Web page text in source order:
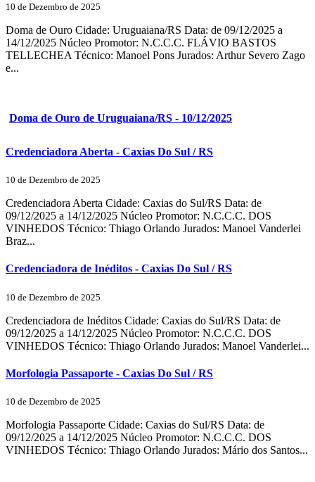
10 de Dezembro de 2025
Doma de Ouro Cidade: Uruguaiana/RS Data: de 09/12/2025 a
14/12/2025 Núcleo Promotor: N.C.C.C. FLÁVIO BASTOS
TELLECHEA Técnico: Manoel Pons Jurados: Arthur Severo Zago
e...
Doma de Ouro de Uruguaiana/RS - 10/12/2025
Credenciadora Aberta - Caxias Do Sul / RS
10 de Dezembro de 2025
Credenciadora Aberta Cidade: Caxias do Sul/RS Data: de
09/12/2025 a 14/12/2025 Núcleo Promotor: N.C.C.C. DOS
VINHEDOS Técnico: Thiago Orlando Jurados: Manoel Vanderlei
Braz...
Credenciadora de Inéditos - Caxias Do Sul / RS
10 de Dezembro de 2025
Credenciadora de Inéditos Cidade: Caxias do Sul/RS Data: de
09/12/2025 a 14/12/2025 Núcleo Promotor: N.C.C.C. DOS
VINHEDOS Técnico: Thiago Orlando Jurados: Manoel Vanderlei...
Morfologia Passaporte - Caxias Do Sul / RS
10 de Dezembro de 2025
Morfologia Passaporte Cidade: Caxias do Sul/RS Data: de
09/12/2025 a 14/12/2025 Núcleo Promotor: N.C.C.C. DOS
VINHEDOS Técnico: Thiago Orlando Jurados: Mário dos Santos...